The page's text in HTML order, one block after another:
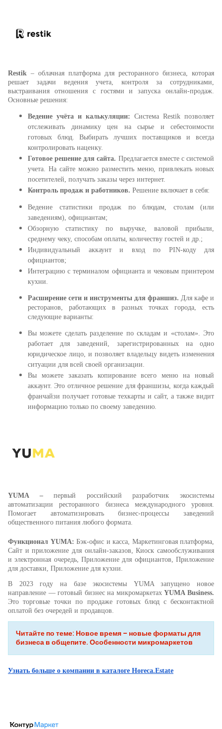
Restik – облачная платформа для ресторанного бизнеса, которая
решает задачи ведения учета, контроля за сотрудниками,
выстраивания отношения с гостями и запуска онлайн-продаж.
Основные решения:
Ведение учёта и калькуляции: Система Restik позволяет
отслеживать динамику цен на сырье и себестоимости
готовых блюд. Выбирать лучших поставщиков и всегда
контролировать наценку.
Готовое решение для сайта. Предлагается вместе с системой
учета. На сайте можно разместить меню, привлекать новых
посетителей, получать заказы через интернет.
Контроль продаж и работников. Решение включает в себя:
Ведение статистики продаж по блюдам, столам (или
заведениям), официантам;
Обзорную статистику по выручке, валовой прибыли,
среднему чеку, способам оплаты, количеству гостей и др.;
Индивидуальный аккаунт и вход по PIN-коду для
официантов;
Интеграцию с терминалом официанта и чековым принтером
кухни.
Расширение сети и инструменты для франшиз. Для кафе и
ресторанов, работающих в разных точках города, есть
следующие варианты:
Вы можете сделать разделение по складам и «столам». Это
работает для заведений, зарегистрированных на одно
юридическое лицо, и позволяет владельцу видеть изменения
ситуации для всей своей организации.
Вы можете заказать копирование всего меню на новый
аккаунт. Это отличное решение для франшизы, когда каждый
франчайзи получает готовые техкарты и сайт, а также видит
информацию только по своему заведению.
YUMA –первый российский разработчик экосистемы
автоматизации ресторанного бизнеса международного уровня.
Помогает автоматизировать бизнес-процессы заведений
общественного питания любого формата.
Функционал YUMA: Бэк-офис и касса, Маркетинговая платформа,
Сайт и приложение для онлайн-заказов, Киоск самообслуживания
и электронная очередь, Приложение для официантов, Приложение
для доставки, Приложение для кухни.
В 2023 году на базе экосистемы YUMA запущено новое
направление — готовый бизнес на микромаркетахYUMA Business.
Это торговые точки по продаже готовых блюд с бесконтактной
оплатой без очередей и продавцов.
Читайте по теме: Новое время – новые форматы для
бизнеса в общепите. Особенности микромаркетов
Узнать больше о компании в каталоге Horeca.Estate